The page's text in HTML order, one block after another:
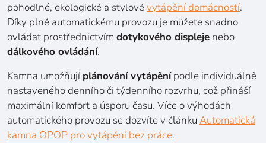
pohodlné, ekologické a stylovévytápění domácností.
Díky plně automatickému provozu je můžete snadno
ovládat prostřednictvím dotykového displeje nebo
dálkového ovládání.
Kamna umožňují plánování vytápěnípodle individuálně
nastaveného denního či týdenního rozvrhu, což přináší
maximální komfort a úsporu času. Více o výhodách
automatického provozu se dozvíte v článku Automatická
kamna OPOP pro vytápění bez práce.